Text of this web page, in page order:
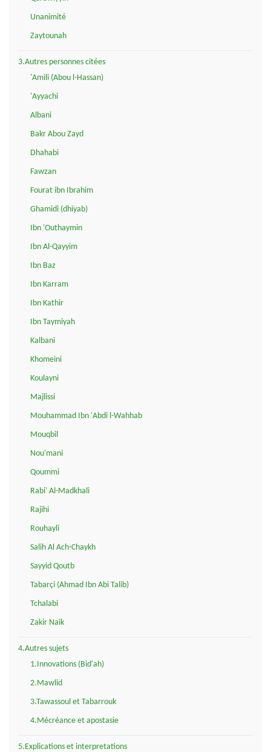
Unanimité
Zaytounah
3.Autres personnes citées
'Amili (Abou l-Hassan)
'Ayyachi
Albani
Bakr Abou Zayd
Dhahabi
Fawzan
Fourat ibn Ibrahim
Ghamidi (dhiyab)
Ibn 'Outhaymin
Ibn Al-Qayyim
Ibn Baz
Ibn Karram
Ibn Kathir
Ibn Taymiyah
Kalbani
Khomeini
Koulayni
Majlissi
Mouhammad Ibn 'Abdi l-Wahhab
Mouqbil
Nou'mani
Qoummi
Rabi' Al-Madkhali
Rajihi
Rouhayli
Salih Al Ach-Chaykh
Sayyid Qoutb
Tabarçi (Ahmad Ibn Abi Talib)
Tchalabi
Zakir Naik
4.Autres sujets
1.Innovations (Bid'ah)
2.Mawlid
3.Tawassoul et Tabarrouk
4.Mécréance et apostasie
5.Explications et interpretations